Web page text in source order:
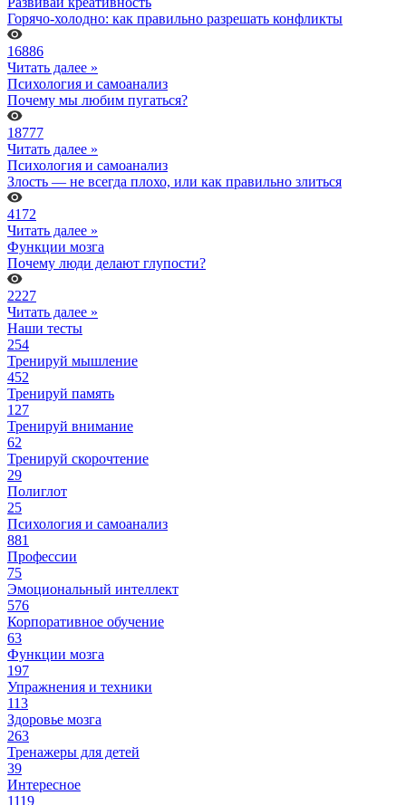
Горячо-холодно: как правильно разрешать конфликты
16886
Читать далее »
Психология и самоанализ
Почему мы любим пугаться?
18777
Читать далее »
Психология и самоанализ
Злость — не всегда плохо, или как правильно злиться
4172
Читать далее »
Функции мозга
Почему люди делают глупости?
2227
Читать далее »
Наши тесты
254
Тренируй мышление
452
Тренируй память
127
Тренируй внимание
62
Тренируй скорочтение
29
Полиглот
25
Психология и самоанализ
881
Профессии
75
Эмоциональный интеллект
576
Корпоративное обучение
63
Функции мозга
197
Упражнения и техники
113
Здоровье мозга
263
Тренажеры для детей
39
Интересное
1119